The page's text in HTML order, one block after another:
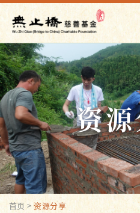
资
首页 >资源分享